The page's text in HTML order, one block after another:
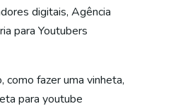
digitais, Agência
para Youtubers
, como fazer uma vinheta,
para youtube